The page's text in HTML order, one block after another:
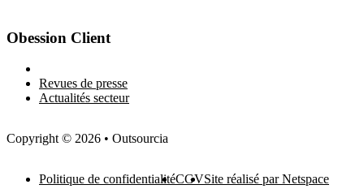
Obession Client
Revues de presse
Actualités secteur
Copyright © 2026 • Outsourcia
Politique de confidentialitéCGVSite réalisé par Netspace